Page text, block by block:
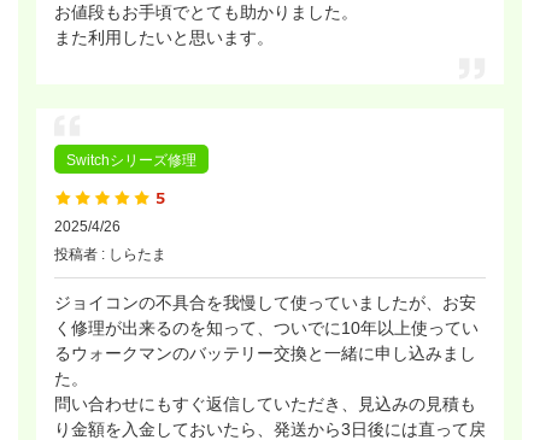
お値段もお手頃でとても助かりました。
また利用したいと思います。
Switchシリーズ修理
2025/4/26
投稿者 : しらたま
ジョイコンの不具合を我慢して使っていましたが、お安
く修理が出来るのを知って、ついでに10年以上使ってい
るウォークマンのバッテリー交換と一緒に申し込みまし
た。
問い合わせにもすぐ返信していただき、見込みの見積も
り金額を入金しておいたら、発送から3日後には直って戻